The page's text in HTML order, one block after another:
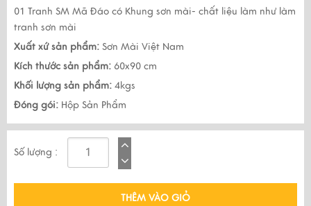
01 Tranh SM Mã Đáo có Khung sơn mài- chất liệu làm như làm
tranh sơn mài
Xuất xứ sản phẩm: Sơn Mài Việt Nam
Kích thước sản phẩm: 60x90 cm
Khối lượng sản phẩm: 4kgs
Đóng gói: Hộp Sản Phẩm
Số lượng :
THÊM VÀO GIỎ